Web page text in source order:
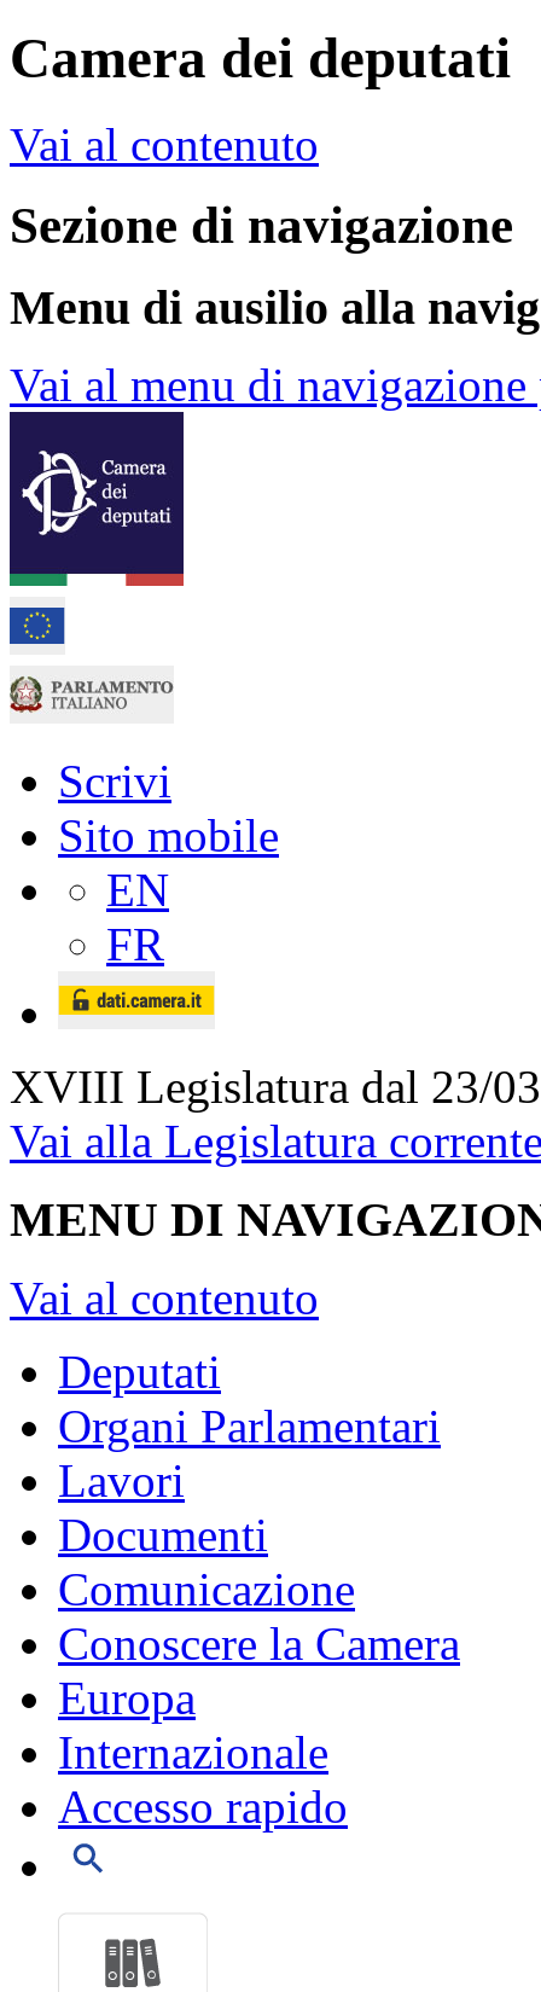
Camera dei deputati
Vai al contenuto
Sezione di navigazione
Menu di ausilio alla
Vai al menu di
Scrivi
Sito mobile
EN
FR
XVIII Legislatura dal 23/
Vai alla Legislatura
MENU DI
Vai al contenuto
Deputati
Organi Parlamentari
Lavori
Documenti
Comunicazione
Conoscere la Camera
Europa
Internazionale
Accesso rapido